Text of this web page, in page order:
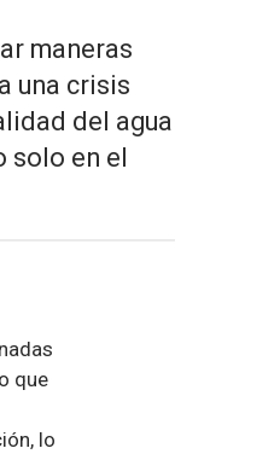
maneras
una crisis
del agua
solo en el
que
lo